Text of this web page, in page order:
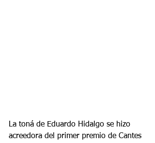
La toná de Eduardo Hidalgo se hizo
acreedora del primer premio de Cantes